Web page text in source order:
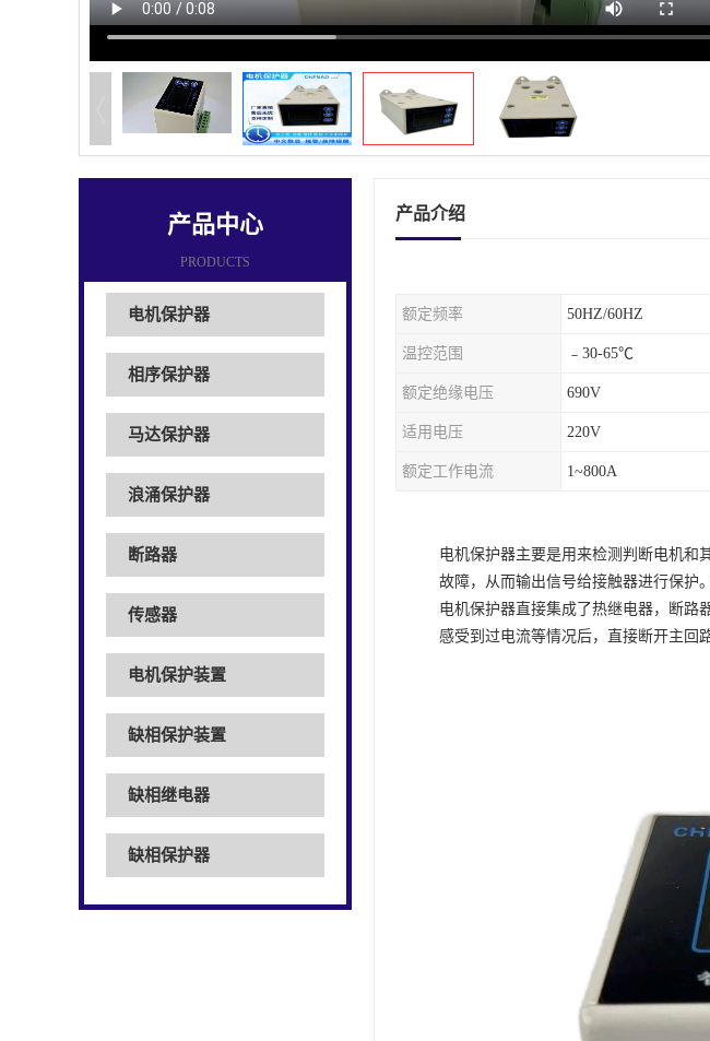
产品中心
PRODUCTS
电机保护器
相序保护器
马达保护器
浪涌保护器
断路器
传感器
电机保护装置
缺相保护装置
缺相继电器
缺相保护器
产品介绍
额定频率 50HZ/60HZ
温控范围 ﹣30-65℃
额定绝缘电压 690V
适用电压 220V
额定工作电流 1~800A
电机保护器主要是用来检测判断电机和
故障，从而输出信号给接触器进行保护
电机保护器直接集成了热继电器，断路
感受到过电流等情况后，直接断开主回